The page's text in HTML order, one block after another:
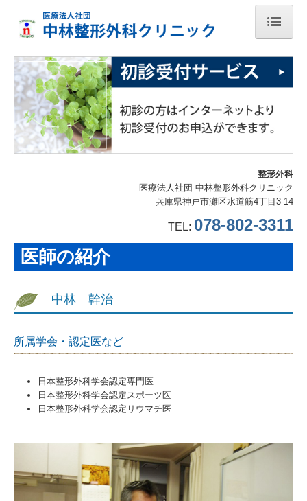
ホーム
医師の紹介
施設・設備のご案内
スタッフ紹介
ペインクリニック外科外来
巻き爪の矯正
末梢神経ラジオ波照射治療
美容相談
整形外科
医療法人社団 中林整形外科クリニック
兵庫県神戸市灘区水道筋4丁目3-14
TEL: 078-802-3311
医師の紹介
中林 幹治
所属学会・認定医など
日本整形外科学会認定専門医
日本整形外科学会認定スポーツ医
日本整形外科学会認定リウマチ医